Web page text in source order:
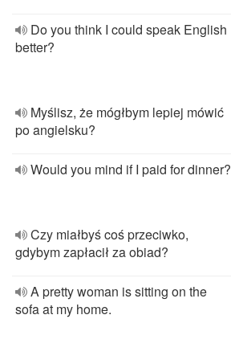
Do you think I could speak English
better?
Myślisz, że mógłbym lepiej mówić
po angielsku?
Would you mind if I paid for dinner?
Czy miałbyś coś przeciwko,
gdybym zapłacił za obiad?
A pretty woman is sitting on the
sofa at my home.